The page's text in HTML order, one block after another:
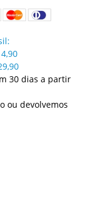
30 dias a partir
ou devolvemos